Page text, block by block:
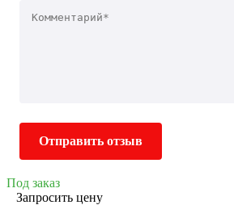
Отправить отзыв
Под заказ
Запросить цену